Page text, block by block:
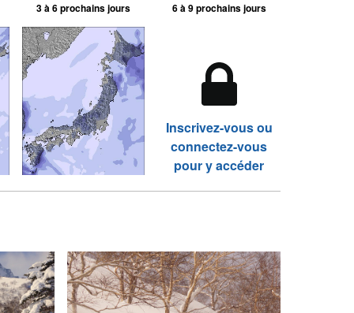
3 à 6 prochains jours 6 à 9 prochains jours
Inscrivez-vous ou
connectez-vous
pour y accéder